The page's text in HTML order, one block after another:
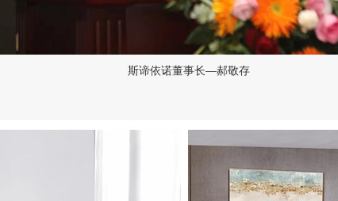
斯谛依诺董事长—郝敬存